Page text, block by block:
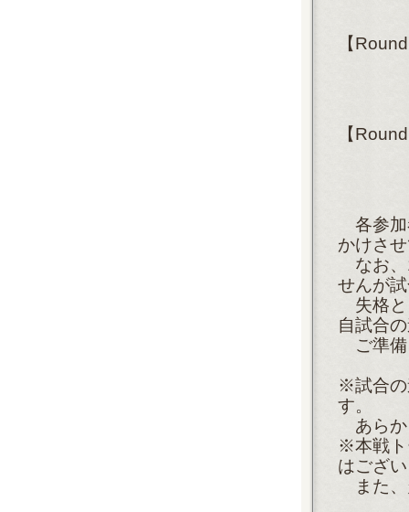
【
【
各参加
かけさ
なお、
せんが
失格と
自試合
ご準備
※試合の
す。
あらか
※本戦ト
はござ
また、